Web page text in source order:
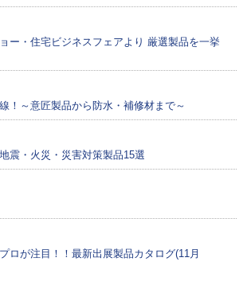
ー・住宅ビジネスフェアより 厳選製品を一挙
！～意匠製品から防水・補修材まで～
震・火災・災害対策製品15選
ロが注目！！最新出展製品カタログ(11月